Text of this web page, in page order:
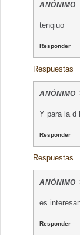
ANÓNIMO
tenqiuo
Responder
Respuestas
ANÓNIMO
Y para la d
Responder
Respuestas
ANÓNIMO
es
Responder